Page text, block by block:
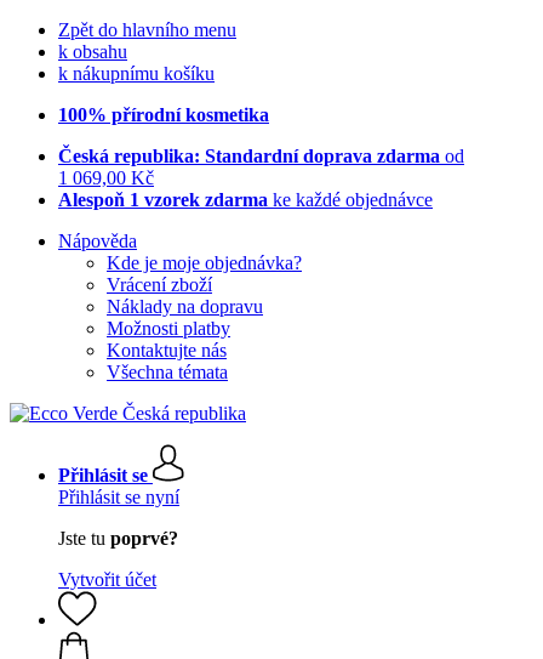
Zpět do hlavního menu
k obsahu
k nákupnímu košíku
100% přírodní kosmetika
Česká republika: Standardní doprava zdarma od
1 069,00 Kč
Alespoň 1 vzorek zdarma ke každé objednávce
Nápověda
Kde je moje objednávka?
Vrácení zboží
Náklady na dopravu
Možnosti platby
Kontaktujte nás
Všechna témata
Přihlásit se
Přihlásit se nyní
Jste tu poprvé?
Vytvořit účet